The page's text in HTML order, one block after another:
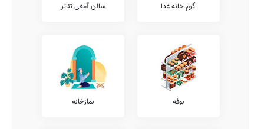
آموزان ارائه نمایند.
پیشنهاد می کنیم جهت کسب اطلاعات دقیق تر در خصوص معاینات آنالیز
ساختار قامتی، معاینات پدیکلوزیس، شنوایی سنجی، بینایی سنجی،
معاینات دهان و دندان، و... با عوامل مدرسه {{gendar}} هاتف ارتباط
گرم خانه غذا سالن آمفی تئاتر
بوفه نمازخانه